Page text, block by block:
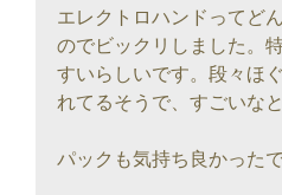
エレクトロハンドってど
のでビックリしました。
すいらしいです。段々ほ
れてるそうで、すごいな
パックも気持ち良かったで